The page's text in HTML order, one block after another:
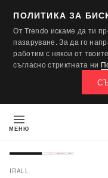
ПОЛИТИКА ЗА
От Trendo искаме да ти
пазаруване. За да го
работим с някои от
съгласно стриктната ни
МЕНЮ
IRALL